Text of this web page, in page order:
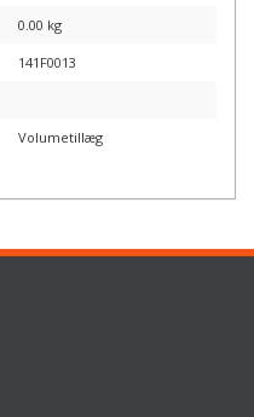
0.00 kg
141F0013
Volumetillæg